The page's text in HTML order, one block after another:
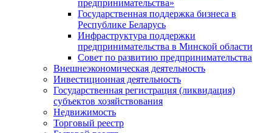
предпринимательства»
Государственная поддержка бизнеса в
Республике Беларусь
Инфраструктура поддержки
предпринимательства в Минской области
Совет по развитию предпринимательства
Внешнеэкономическая деятельность
Инвестиционная деятельность
Государственная регистрация (ликвидация)
субъектов хозяйствования
Недвижимость
Торговый реестр